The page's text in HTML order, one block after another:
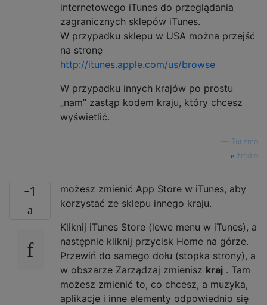
internetowego iTunes do przeglądania
zagranicznych sklepów iTunes.
W przypadku sklepu w USA można przejść
na stronę
http://itunes.apple.com/us/browse
W przypadku innych krajów po prostu
„nam” zastąp kodem kraju, który chcesz
wyświetlić.
Turismo
źródło
-1
możesz zmienić App Store w iTunes, aby
korzystać ze sklepu innego kraju.
Kliknij iTunes Store (lewe menu w iTunes), a
następnie kliknij przycisk Home na górze.
Przewiń do samego dołu (stopka strony), a
w obszarze Zarządzaj zmienisz kraj . Tam
możesz zmienić to, co chcesz, a muzyka,
aplikacje i inne elementy odpowiednio się